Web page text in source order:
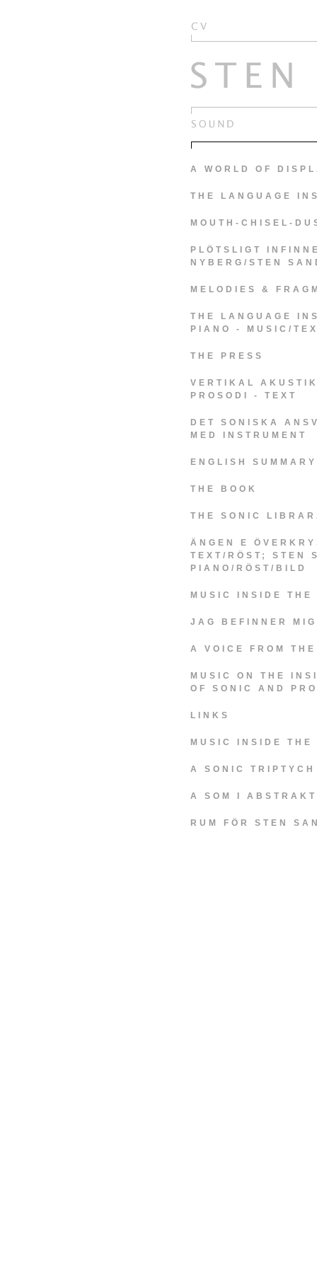
A WORLD OF
THE LANGUAGE
MOUTH-CHISEL-
PLÖTSLIGT
NYBERG/STEN
MELODIES &
THE LANGUAGE
PIANO - MUSIC/
THE PRESS
VERTIKAL
PROSODI - TEXT
DET SONISKA
MED INSTRUMENT
ENGLISH
THE BOOK
THE SONIC
ÄNGEN E
TEXT/RÖST; STEN
PIANO/RÖST/BILD
MUSIC INSIDE
JAG BEFINNER
A VOICE FROM
MUSIC ON THE
OF SONIC AND
LINKS
MUSIC INSIDE THE
A SONIC TRIPTYCH
A SOM I
RUM FÖR STEN